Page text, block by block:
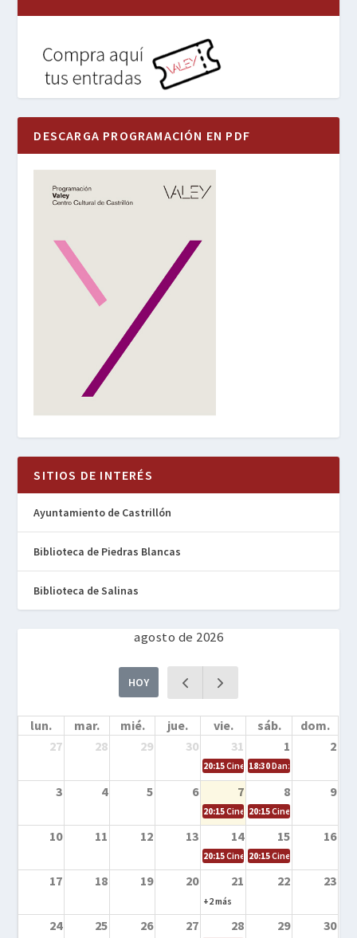
DESCARGA PROGRAMACIÓN EN PDF
SITIOS DE INTERÉS
Ayuntamiento de Castrillón
Biblioteca de Piedras Blancas
Biblioteca de Salinas
agosto de 2026
HOY
lun. mar. mié. jue. vie. sáb.
dom.
27
28 29 30 31 1 2
20:15Cine en la calle – Cómo
18:30Danza – Cita en el
3 4 5 6 7 8 9
20:15Cine en la calle – El niño y la
20:15Cine en la calle –
10 11 12 13 14 15 16
20:15Cine en la calle – Tortugas
20:15Cine en la calle –
17 18 19 20 21 22 23
+2 más
24 25 26 27 28 29 30